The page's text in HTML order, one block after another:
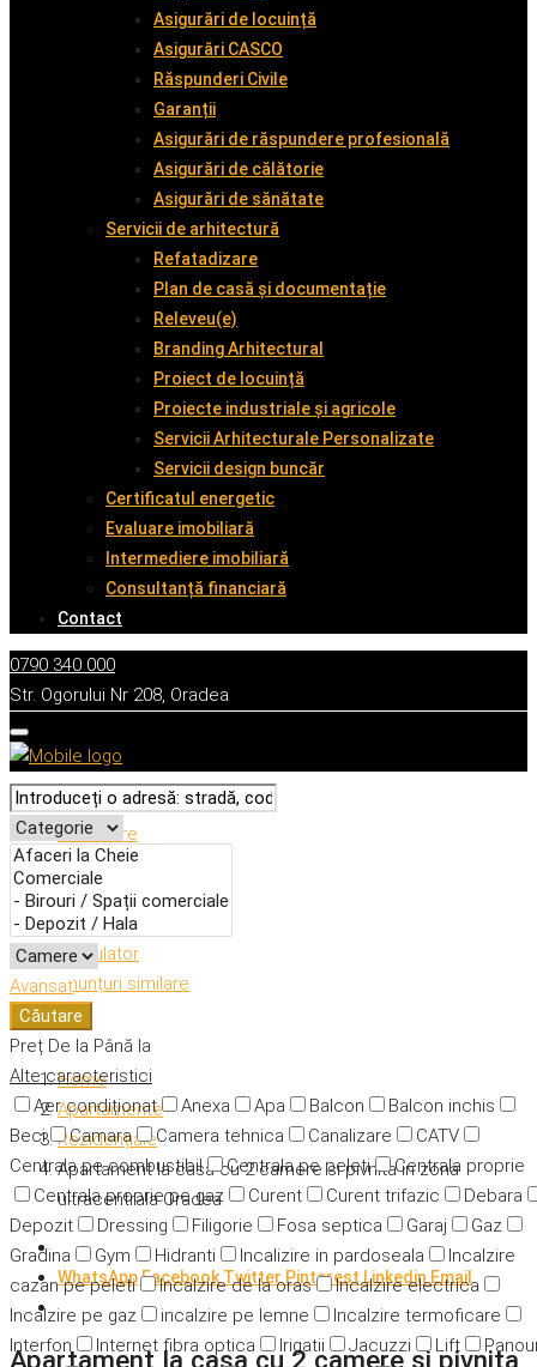
Asigurări de locuință
Asigurări CASCO
Răspunderi Civile
Garanții
Asigurări de răspundere profesională
Asigurări de călătorie
Asigurări de sănătate
Servicii de arhitectură
Refatadizare
Plan de casă și documentație
Releveu(e)
Branding Arhitectural
Proiect de locuință
Proiecte industriale și agricole
Servicii Arhitecturale Personalizate
Servicii design buncăr
Certificatul energetic
Evaluare imobiliară
Intermediere imobiliară
Consultanță financiară
Contact
0790 340 000
Str. Ogorului Nr 208, Oradea
Avansat
Căutare
Preț De la Până la
Alte caracteristici
Aer condiționat
Anexa Apa Balcon
Balcon inchis
Beci
Camara Camera tehnica Canalizare
CATV
Centrala pe combustibil
Centrala pe peleti
Centrala proprie
Centrala proprie pe gaz
Curent Curent trifazic
Debara
Depozit
Dressing Filigorie Fosa septica Garaj
Gaz
Gradina
Gym Hidranti Incalizire in pardoseala
Incalzire
cazan pe peleti
Incalzire de la oras
Incalzire electrica
Incalzire pe gaz
incalzire pe lemne
Incalzire termoficare
Interfon
Internet fibra optica Irigatii Jacuzzi Lift
Descriere
Caracteristici
Adresă
Detalii
Calculator
Anunțuri similare
Home
Apartamente
Rezidențiale
Apartament la casa cu 2 camere si pivnita in zona
ultracentrala Oradea
WhatsAppFacebook Twitter Pinterest Linkedin Email
Apartament la casa cu 2 camere si pivnita